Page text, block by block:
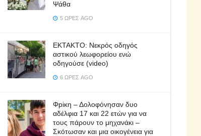
Ψάθα
5 ΏΡΕΣ AGO
ΕΚΤΑΚΤΟ: Νεκρός οδηγός
αστικού λεωφορείου ενώ
οδηγούσε (video)
6 ΏΡΕΣ AGO
Φpiκη – Δολοφόνησαν δυο
αδέλφια 17 και 22 ετών για να
τους πάρουν το μηχανάκι –
Σκότωσαν και μια οικογένεια για